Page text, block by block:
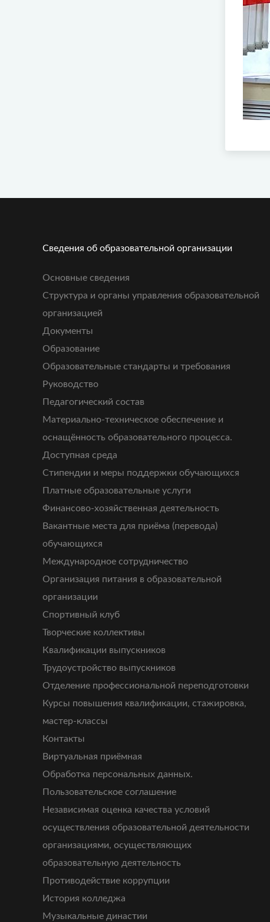
Сведения об образовательной организации
Основные сведения
Структура и органы управления образовательной
организацией
Документы
Образование
Образовательные стандарты и требования
Руководство
Педагогический состав
Материально-техническое обеспечение и
оснащённость образовательного процесса.
Доступная среда
Стипендии и меры поддержки обучающихся
Платные образовательные услуги
Финансово-хозяйственная деятельность
Вакантные места для приёма (перевода)
обучающихся
Международное сотрудничество
Организация питания в образовательной
организации
Спортивный клуб
Творческие коллективы
Квалификации выпускников
Трудоустройство выпускников
Отделение профессиональной переподготовки
Курсы повышения квалификации, стажировка,
мастер-классы
Контакты
Виртуальная приёмная
Обработка персональных данных.
Пользовательское соглашение
Независимая оценка качества условий
осуществления образовательной деятельности
организациями, осуществляющих
образовательную деятельность
Противодействие коррупции
История колледжа
Музыкальные династии